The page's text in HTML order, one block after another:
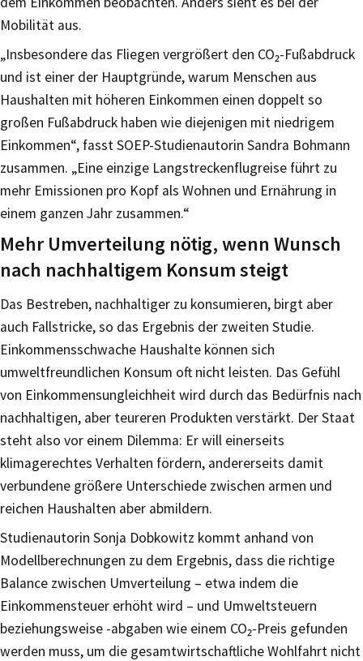
Mobilität aus.
„Insbesondere das Fliegen vergrößert den CO₂-Fußabdruck
und ist einer der Hauptgründe, warum Menschen aus
Haushalten mit höheren Einkommen einen doppelt so
großen Fußabdruck haben wie diejenigen mit niedrigem
Einkommen“, fasst SOEP-Studienautorin Sandra Bohmann
zusammen. „Eine einzige Langstreckenflugreise führt zu
mehr Emissionen pro Kopf als Wohnen und Ernährung in
einem ganzen Jahr zusammen.“
Mehr Umverteilung nötig, wenn Wunsch
nach nachhaltigem Konsum steigt
Das Bestreben, nachhaltiger zu konsumieren, birgt aber
auch Fallstricke, so das Ergebnis der zweiten Studie.
Einkommensschwache Haushalte können sich
umweltfreundlichen Konsum oft nicht leisten. Das Gefühl
von Einkommensungleichheit wird durch das Bedürfnis nach
nachhaltigen, aber teureren Produkten verstärkt. Der Staat
steht also vor einem Dilemma: Er will einerseits
klimagerechtes Verhalten fördern, andererseits damit
verbundene größere Unterschiede zwischen armen und
reichen Haushalten aber abmildern.
Studienautorin Sonja Dobkowitz kommt anhand von
Modellberechnungen zu dem Ergebnis, dass die richtige
Balance zwischen Umverteilung – etwa indem die
Einkommensteuer erhöht wird – und Umweltsteuern
beziehungsweise -abgaben wie einem CO₂-Preis gefunden
werden muss, um die gesamtwirtschaftliche Wohlfahrt nicht